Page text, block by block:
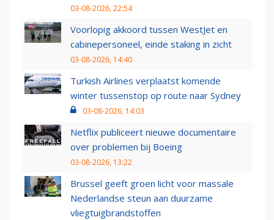
03-08-2026, 22:54
Voorlopig akkoord tussen WestJet en
cabinepersoneel, einde staking in zicht
03-08-2026, 14:40
Turkish Airlines verplaatst komende
winter tussenstop op route naar Sydney
03-08-2026, 14:03
Netflix publiceert nieuwe documentaire
over problemen bij Boeing
03-08-2026, 13:22
Brussel geeft groen licht voor massale
Nederlandse steun aan duurzame
vliegtuigbrandstoffen